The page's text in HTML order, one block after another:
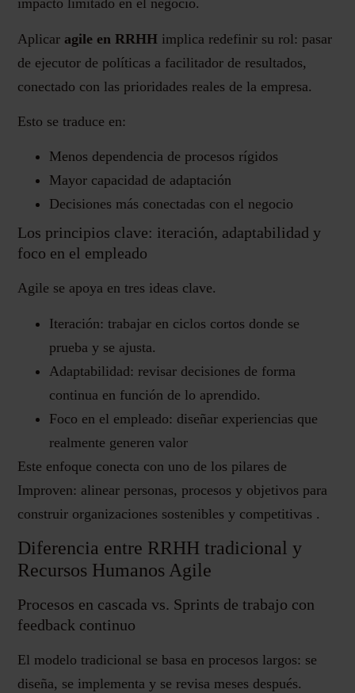
impacto limitado en el negocio.
Aplicaragile en RRHH implica redefinir su rol: pasar
de ejecutor de políticas a facilitador de resultados,
conectado con las prioridades reales de la empresa.
Esto se traduce en:
Menos dependencia de procesos rígidos
Mayor capacidad de adaptación
Decisiones más conectadas con el negocio
Los principios clave: iteración, adaptabilidad y
foco en el empleado
Agile se apoya en tres ideas clave.
Iteración: trabajar en ciclos cortos donde se
prueba y se ajusta.
Adaptabilidad: revisar decisiones de forma
continua en función de lo aprendido.
Foco en el empleado: diseñar experiencias que
realmente generen valor
Este enfoque conecta con uno de los pilares de
Improven: alinear personas, procesos y objetivos para
construir organizaciones sostenibles y competitivas .
Diferencia entre RRHH tradicional y
Recursos Humanos Agile
Procesos en cascada vs. Sprints de trabajo con
feedback continuo
El modelo tradicional se basa en procesos largos: se
diseña, se implementa y se revisa meses después.